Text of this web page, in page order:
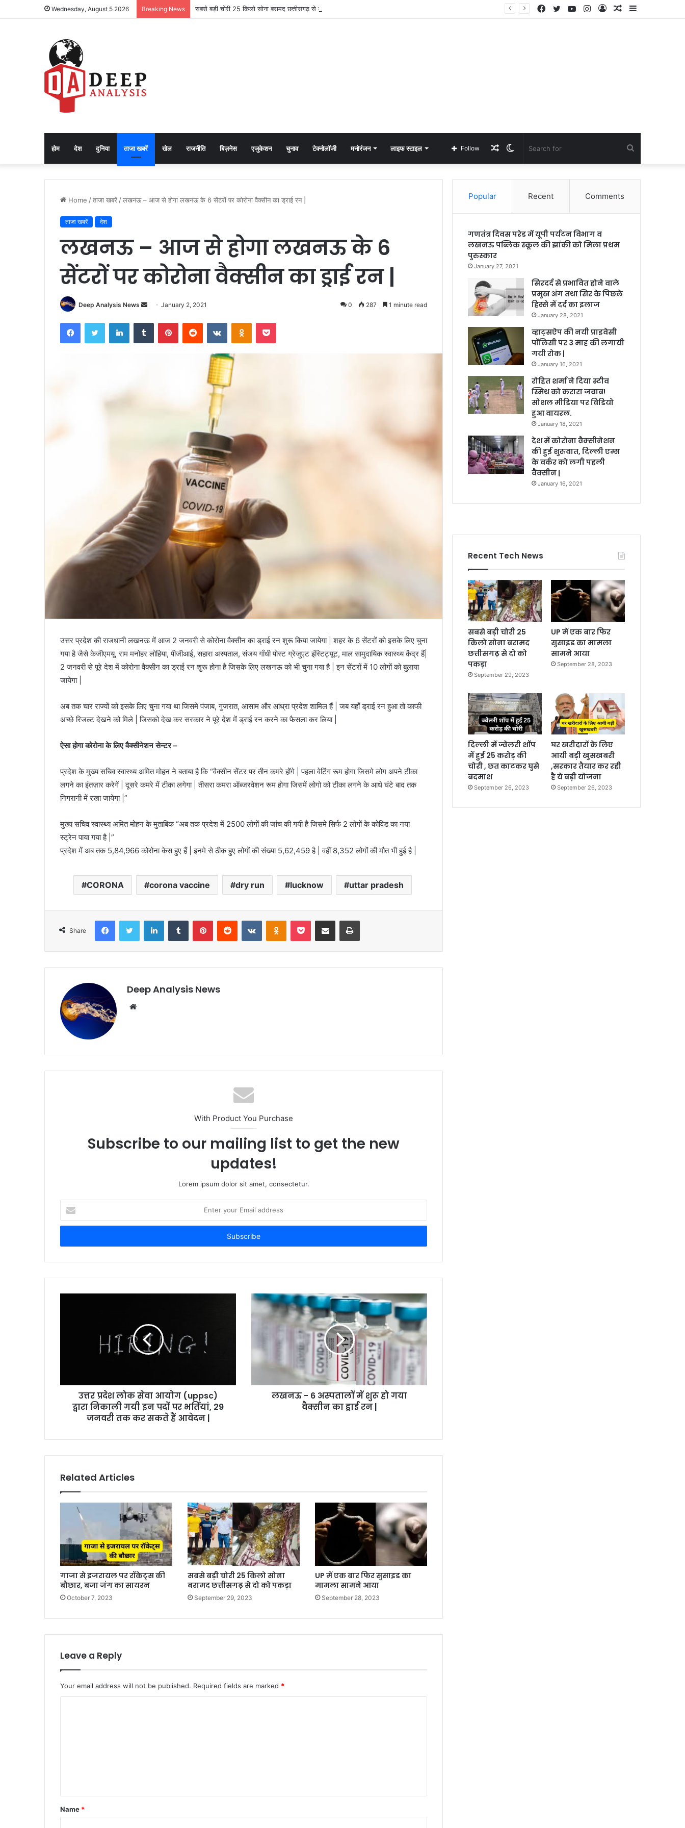
Wednesday, August 5 2026 Breaking News सबसे बड़ी चोरी 25 किलो सोना बरामद छत्तीसगढ़ से दो को पकड़ा Sidebar
Random
Log
Instagram
YouTube
Twitter
Facebook
होम देश दुनिया ताजा खबरें खेल राजनीति बिज़नेस एजुकेशन चुनाव टेक्नोलॉजी मनोरंजन लाइफ स्टाइल
for
Switch
skin
Random
Article
Follow
Home /ताजा खबरें /लखनऊ – आज से होगा लखनऊ के 6 सेंटरों पर कोरोना वैक्सीन का ड्राई रन |
ताजा खबरें देश
लखनऊ – आज से होगा लखनऊ के 6
सेंटरों पर कोरोना वैक्सीन का ड्राई रन |
Deep Analysis News
SendJanuary 2, 2021 0 287 1 minute read
FacebookTwitter LinkedInTumblr PinterestReddit VKontakteOdnoklassniki
Pocket
उत्तर प्रदेश की राजधानी लखनऊ में आज 2 जनवरी से कोरोना वैक्सीन का ड्राई रन शुरू किया जायेगा | शहर के 6 सेंटरों को इसके लिए चुना
गया है जैसे केजीएमयू, राम मनोहर लोहिया, पीजीआई, सहारा अस्पताल, संजय गाँधी पोस्ट ग्रेजुएट इंस्टिट्यूट, माल सामुदायिक स्वास्थ्य केंद्र हैं|
2 जनवरी से पूरे देश में कोरोना वैक्सीन का ड्राई रन शुरू होना है जिसके लिए लखनऊ को भी चुना गया है | इन सेंटरों में 10 लोगों को बुलाया
जायेगा |
अब तक चार राज्यों को इसके लिए चुना गया था जिसमे पंजाब, गुजरात, आसाम और आंध्रा प्रदेश शामिल हैं | जब यहाँ ड्राई रन हुआ तो काफी
अच्छे रिजल्ट देखने को मिले | जिसको देख कर सरकार ने पूरे देश में ड्राई रन करने का फैसला कर लिया |
ऐसा होगा कोरोना के लिए वैक्सीनेशन सेन्टर –
प्रदेश के मुख्य सचिव स्वास्थ्य अमित मोहन ने बताया है कि “वैक्सीन सेंटर पर तीन कमरे होंगे | पहला वेटिंग रूम होगा जिसमे लोग अपने टीका
लगने का इंतज़ार करेगें | दूसरे कमरे में टीका लगेगा | तीसरा कमरा ऑब्जरवेशन रूम होगा जिसमें लोगो को टीका लगने के आधे घंटे बाद तक
निगरानी में रखा जायेगा |”
मुख्य सचिव स्वास्थ्य अमित मोहन के मुताबिक “अब तक प्रदेश में 2500 लोगों की जांच की गयी है जिसमे सिर्फ 2 लोगों के कोविड का नया
स्ट्रेन पाया गया है |”
प्रदेश में अब तक 5,84,966 कोरोना केस हुए हैं | इनमे से ठीक हुए लोगों की संख्या 5,62,459 है | वहीं 8,352 लोगों की मौत भी हुई है |
CORONA corona vaccine dry run lucknow uttar pradesh
Share
FacebookTwitter LinkedInTumblr PinterestReddit VKontakteOdnoklassniki
Pocket Share via Email Print
Deep Analysis News
With Product You Purchase
Subscribe to our mailing list to get the new
updates!
Lorem ipsum dolor sit amet, consectetur.
your
Email
उत्तर प्रदेश लोक सेवा आयोग (uppsc)
द्वारा निकाली गयी इन पदों पर भर्तियां, 29
जनवरी तक कर सकते हैं आवेदन |
लखनऊ - 6 अस्पतालों में शुरू हो गया
वैक्सीन का ड्राई रन |
Related Articles
गाजा से इजरायल पर रॉकेट्स की
बौछार, बजा जंग का सायरन
October 7, 2023
सबसे बड़ी चोरी 25 किलो सोना
बरामद छत्तीसगढ़ से दो को पकड़ा
September 29, 2023
UP में एक बार फिर सुसाइड का
मामला सामने आया
September 28, 2023
Leave a Reply
Your email address will not be published. Required fields are marked *
t
*
Name *
Popular Recent Comments
गणतंत्र दिवस परेड में यूपी पर्यटन विभाग व
लखनऊ पब्लिक स्कूल की झांकी को मिला प्रथम
पुरुस्कार
January 27, 2021
सिरदर्द से प्रभावित होने वाले
प्रमुख अंग तथा सिर के पिछले
हिस्से में दर्द का इलाज
January 28, 2021
व्हाट्सऐप की नयी प्राइवेसी
पॉलिसी पर 3 माह की लगायी
गयी रोक |
January 16, 2021
रोहित शर्मा ने दिया स्टीव
स्मिथ को करारा जवाब!
सोशल मीडिया पर विडियो
हुआ वायरल.
January 18, 2021
देश में कोरोना वैक्सीनेशन
की हुई शुरुवात, दिल्ली एम्स
के वर्कर को लगी पहली
वैक्सीन |
January 16, 2021
Recent Tech News
सबसे बड़ी चोरी 25
किलो सोना बरामद
छत्तीसगढ़ से दो को
पकड़ा
September 29, 2023
UP में एक बार फिर
सुसाइड का मामला
सामने आया
September 28, 2023
दिल्ली में ज्वेलरी शॉप
में हुई 25 करोड़ की
चोरी , छत काटकर घुसे
बदमाश
September 26, 2023
घर खरीदारों के लिए
आयी बड़ी खुसखबरी
,सरकार तैयार कर रही
है ये बड़ी योजना
September 26, 2023